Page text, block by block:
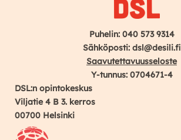
Puhelin: 040 573 9314
Sähköposti: dsl@desili.fi
Saavutettavuusseloste
Y-tunnus: 0704671-4
DSL:n opintokeskus
Viljatie 4 B 3. kerros
00700 Helsinki